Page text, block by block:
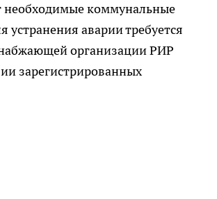
необходимые коммунальные
аварии требуется
организации РИР
зарегистрированных